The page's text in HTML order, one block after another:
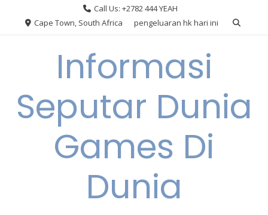
Call Us: +2782 444 YEAH
Cape Town, South Africa
pengeluaran hk hari ini
Informasi
Seputar Dunia
Games Di
Dunia